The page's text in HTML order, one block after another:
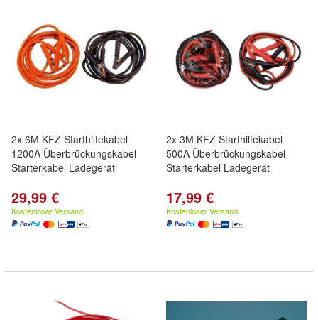
2x 6M KFZ Starthilfekabel
1200A Überbrückungskabel
Starterkabel Ladegerät
29,99 €
Kostenloser Versand
2x 3M KFZ Starthilfekabel
500A Überbrückungskabel
Starterkabel Ladegerät
17,99 €
Kostenloser Versand